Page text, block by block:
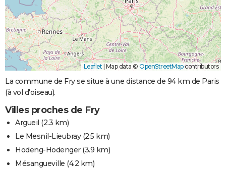
Leaflet Map data © OpenStreetMapcontributors
La commune de Fry se situe à une distance de 94 km de Paris
(à vol d'oiseau).
Villes proches de Fry
Argueil (2.3 km)
Le Mesnil-Lieubray(2.5 km)
Hodeng-Hodenger(3.9 km)
Mésangueville (4.2 km)